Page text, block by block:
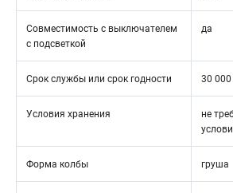
Совместимость с выключателем
с подсветкой
да
Срок службы или срок годности 30
Условия хранения
не
Форма колбы груша